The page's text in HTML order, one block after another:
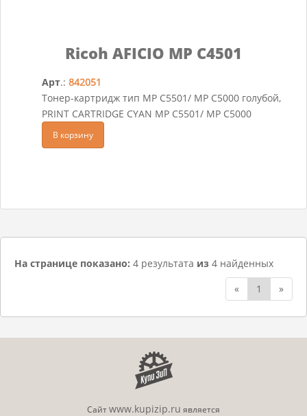
Ricoh AFICIO MP C4501
Арт.: 842051
Тонер-картридж тип MP C5501/ MP C5000 голубой,
PRINT CARTRIDGE CYAN MP C5501/ MP C5000
В корзину
На странице показано: 4 результата из 4 найденных
«
1 »
Сайтwww.kupizip.ru является